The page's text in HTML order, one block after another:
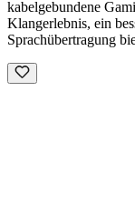
kabelgebundene
Klangerlebnis, ein
Sprachübertragung